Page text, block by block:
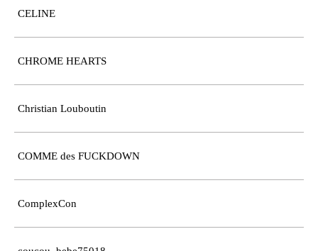
CELINE
CHROME HEARTS
Christian Louboutin
COMME des FUCKDOWN
ComplexCon